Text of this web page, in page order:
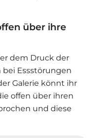
über ihre
dem Druck der
Essstörungen
Galerie könnt ihr
offen über ihren
und diese